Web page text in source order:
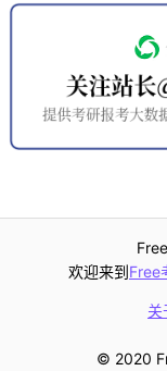
欢迎来到Free
关
© 2020